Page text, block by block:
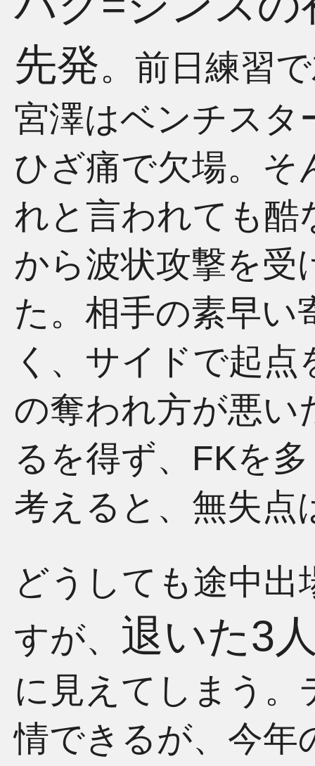
先発。前日練習
宮澤はベンチスタ
ひざ痛で欠場。そ
れと言われても酷
から波状攻撃を受
た。相手の素早い
く、サイドで起
の奪われ方が悪い
るを得ず、FKを
考えると、無失点
どうしても途中
すが、 退いた3
に見えてしまう
情できるが、今年